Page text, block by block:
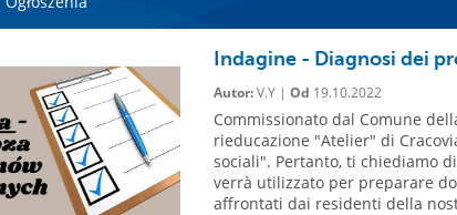
Indagine - Diagnosi dei
Autor:V.Y | Od 19.10.2022
Commissionato dal Comune
rieducazione "Atelier" di
sociali". Pertanto, ti chiediamo
verrà utilizzato per preparare
affrontati dai residenti della